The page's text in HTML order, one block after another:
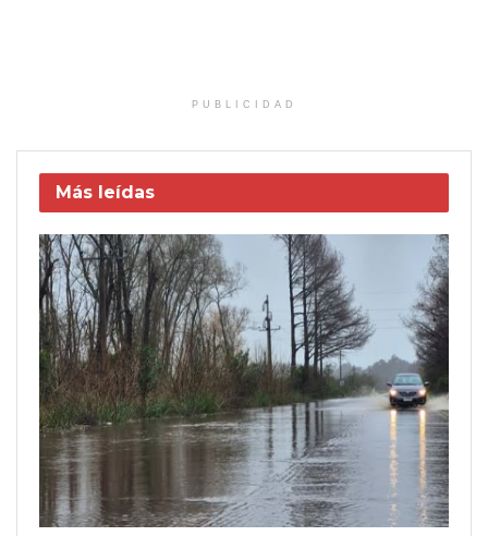
PUBLICIDAD
Más leídas